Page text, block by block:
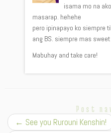
isama mo na
masarap. hehehe
pero ipinapayo ko siempre
ang BS. siempre mas
Mabuhay and take care!
Post
← See you Rurouni Kenshin!